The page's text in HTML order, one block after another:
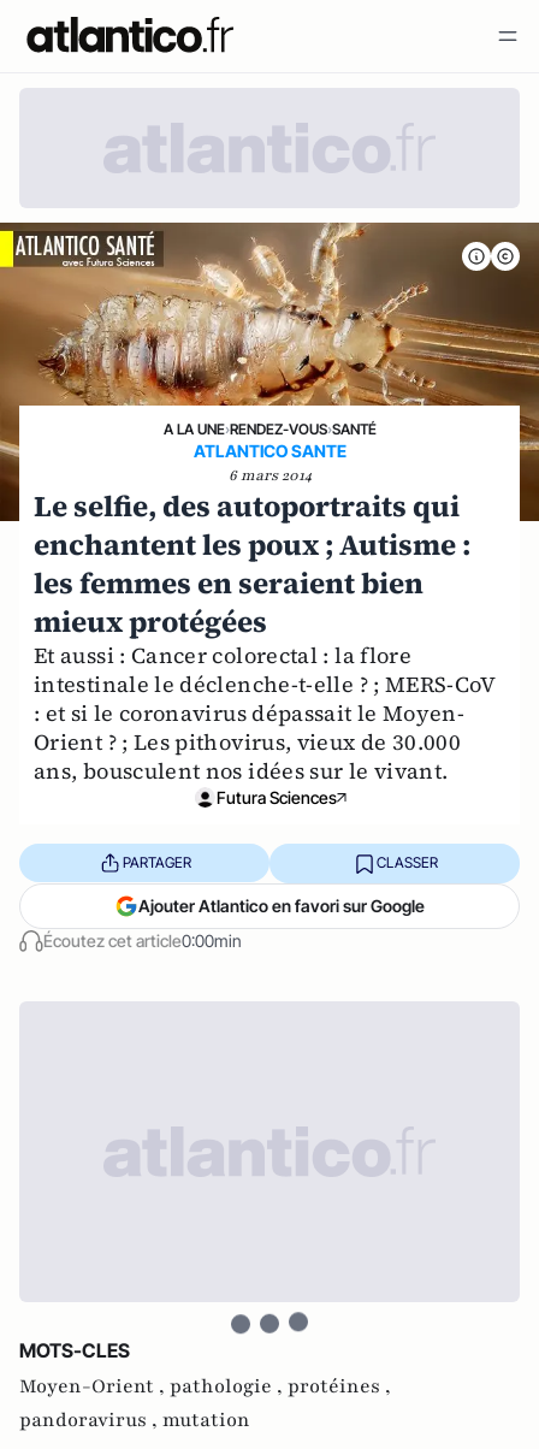
A LA UNE›RENDEZ-VOUS›SANTÉ
ATLANTICO SANTE
6 mars 2014
Le selfie, des autoportraits qui
enchantent les poux ; Autisme :
les femmes en seraient bien
mieux protégées
Et aussi : Cancer colorectal : la flore
intestinale le déclenche-t-elle ? ; MERS-CoV
: et si le coronavirus dépassait le Moyen-
Orient ? ; Les pithovirus, vieux de 30.000
ans, bousculent nos idées sur le vivant.
Futura Sciences
Écoutez cet article0:00min
PARTAGER CLASSER
Ajouter Atlantico en favori sur Google
MOTS-CLES
Moyen-Orient , pathologie , protéines ,
pandoravirus , mutation